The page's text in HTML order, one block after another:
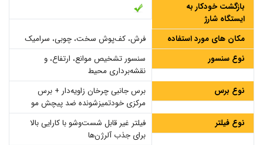
بازگشت خودکار به
ایستگاه شارژ
مکان های مورد استفاده
فرش، کف‌پوش سخت، چوبی، سرامیک
نوع سنسور
سنسور تشخیص موانع، ارتفاع، و
نقشه‌برداری محیط
نوع برس
برس جانبی چرخان زاویه‌دار + برس
مرکزی خودتمیزشونده ضد پیچش مو
نوع فیلتر
فیلتر غیر قابل شست‌وشو با کارایی بالا
برای جذب آلرژن‌ها